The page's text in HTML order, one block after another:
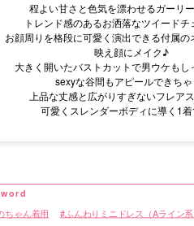
程よい甘さと色気を漂わせるガーリ
トレンド感のあるお洒落なツイードチ
お顔周りを格段に可愛く演出できる付属の
映え顔にメイク♪
大きく開いたバストカットで男ウケもし
sexyな谷間もアピールできち
上品な丈感と広がりすぎないフレア
可愛くスレンダーボディに導く1
ちゃん着用 ふんわりミニドレス（Aライン系